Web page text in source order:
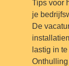
Tips voor
je
De
lastig in